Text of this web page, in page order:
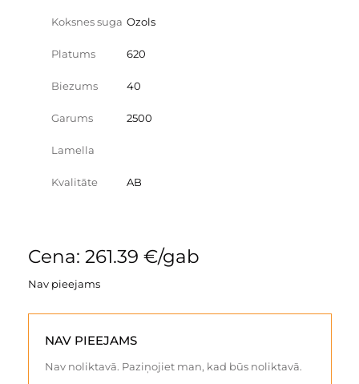
Koksnes suga Ozols
Platums 620
Biezums 40
Garums 2500
Lamella
Kvalitāte AB
Cena: 261.39 €/gab
Nav pieejams
NAV PIEEJAMS
Nav noliktavā. Paziņojiet man, kad būs noliktavā.